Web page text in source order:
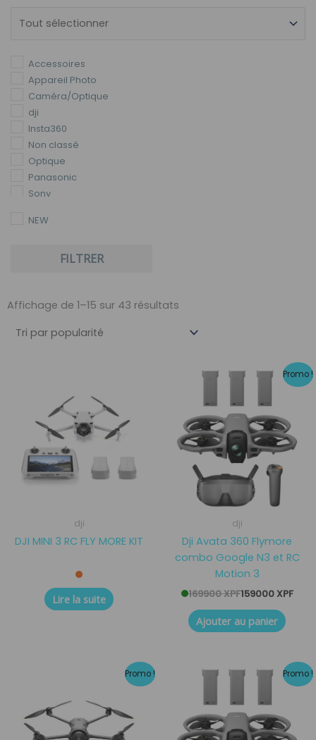
Accessoires
Appareil Photo
Caméra/Optique
dji
Insta360
Non classé
Optique
Panasonic
Sony
NEW
FILTRER
Affichage de 1–15 sur 43 résultats
dji
DJI MINI 3 RC FLY MORE KIT
Lire la suite
Promo !
dji
Dji Avata 360 Flymore
combo Google N3 et RC
Motion 3
169900XPF
Le
était :
169900 XPF.
159000 XPF
Le
est :
159000 XPF.
Ajouter au panier
Promo !
était :
424600 XPF.
est :
399900 XPF.
Promo !
Le
était :
169900 XPF.
Le
est :
159000 XPF.